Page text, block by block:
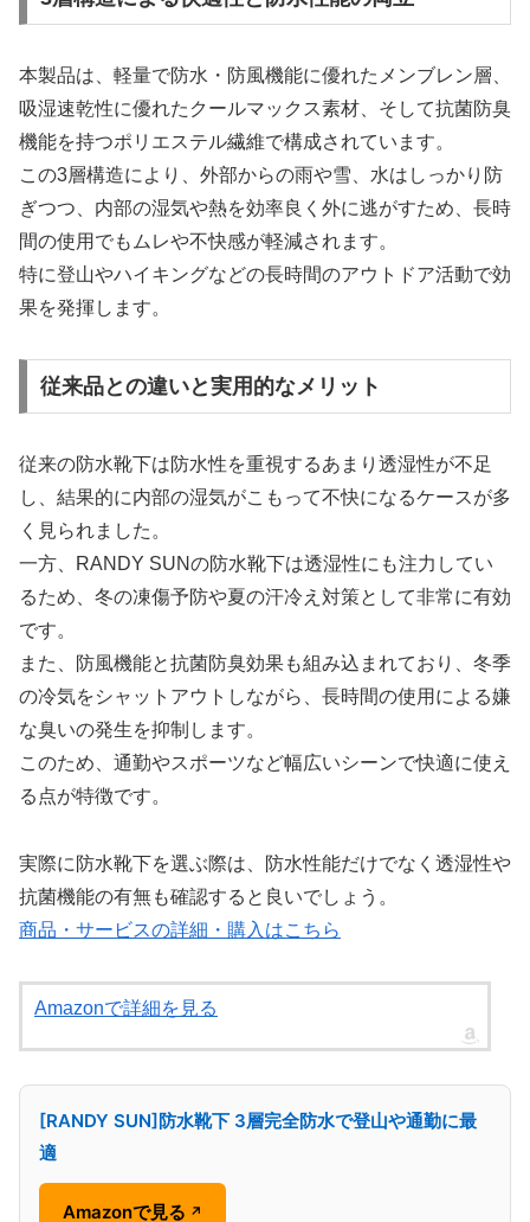
本製品は、軽量で防水・防風機能に優れたメンブレン層、
吸湿速乾性に優れたクールマックス素材、そして抗菌防臭
機能を持つポリエステル繊維で構成されています。
この3層構造により、外部からの雨や雪、水はしっかり防
ぎつつ、内部の湿気や熱を効率良く外に逃がすため、長時
間の使用でもムレや不快感が軽減されます。
特に登山やハイキングなどの長時間のアウトドア活動で効
果を発揮します。
従来品との違いと実用的なメリット
従来の防水靴下は防水性を重視するあまり透湿性が不足
し、結果的に内部の湿気がこもって不快になるケースが多
く見られました。
一方、RANDY SUNの防水靴下は透湿性にも注力してい
るため、冬の凍傷予防や夏の汗冷え対策として非常に有効
です。
また、防風機能と抗菌防臭効果も組み込まれており、冬季
の冷気をシャットアウトしながら、長時間の使用による嫌
な臭いの発生を抑制します。
このため、通勤やスポーツなど幅広いシーンで快適に使え
る点が特徴です。
実際に防水靴下を選ぶ際は、防水性能だけでなく透湿性や
抗菌機能の有無も確認すると良いでしょう。
商品・サービスの詳細・購入はこちら
Amazonで詳細を見る
[RANDY SUN]防水靴下 3層完全防水で登山や通勤に最
適
Amazonで見る ↗